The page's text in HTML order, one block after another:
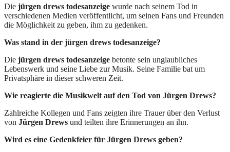
Die jürgen drews todesanzeige wurde nach seinem Tod in
verschiedenen Medien veröffentlicht, um seinen Fans und Freunden
die Möglichkeit zu geben, ihm zu gedenken.
Was stand in der jürgen drews todesanzeige?
Die jürgen drews todesanzeige betonte sein unglaubliches
Lebenswerk und seine Liebe zur Musik. Seine Familie bat um
Privatsphäre in dieser schweren Zeit.
Wie reagierte die Musikwelt auf den Tod von Jürgen Drews?
Zahlreiche Kollegen und Fans zeigten ihre Trauer über den Verlust
von Jürgen Drews und teilten ihre Erinnerungen an ihn.
Wird es eine Gedenkfeier für Jürgen Drews geben?